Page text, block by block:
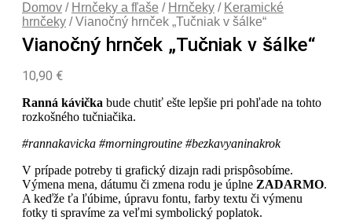
Domov / Hrnčeky a fľaše / Hrnčeky / Keramické
hrnčeky / Vianočný hrnček „Tučniak v šálke“
Vianočný hrnček „Tučniak v šálke“
10,90 €
Ranná kávička bude chutiť ešte lepšie pri pohľade na tohto
rozkošného tučniačika.
#rannakavicka #morningroutine #bezkavyaninakrok
V prípade potreby ti grafický dizajn radi prispôsobíme.
Výmena mena, dátumu či zmena rodu je úplne ZADARMO.
A keďže ťa ľúbime, úpravu fontu, farby textu či výmenu
fotky ti spravíme za veľmi symbolický poplatok.